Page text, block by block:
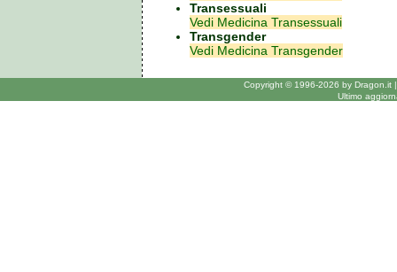
Transessuali
Vedi Medicina Transessuali
Transgender
Vedi Medicina Transgender
Copyright © 1996-2026 by Dragon.it
Ultimo